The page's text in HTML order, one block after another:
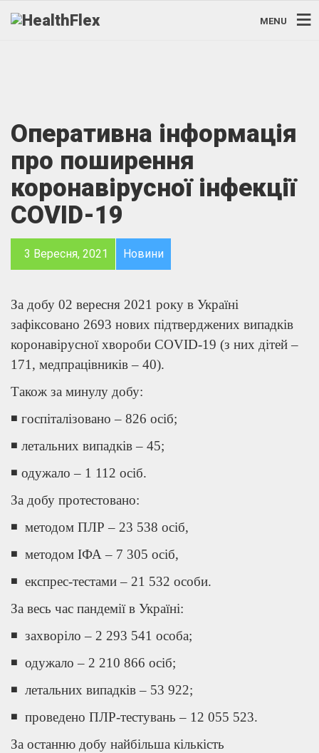
MENU
Оперативна інформація
про поширення
коронавірусної інфекції
COVID-19
3 Вересня, 2021 Новини
За добу 02 вересня 2021 року в Україні
зафіксовано 2693 нових підтверджених випадків
коронавірусної хвороби COVID-19 (з них дітей –
171, медпрацівників – 40).
Також за минулу добу:
◾ госпіталізовано – 826 осіб;
◾ летальних випадків – 45;
◾ одужало – 1 112 осіб.
За добу протестовано:
◾ методом ПЛР – 23 538 осіб,
◾ методом ІФА – 7 305 осіб,
◾ експрес-тестами – 21 532 особи.
За весь час пандемії в Україні:
◾ захворіло – 2 293 541 особа;
◾ одужало – 2 210 866 осіб;
◾ летальних випадків – 53 922;
◾ проведено ПЛР-тестувань – 12 055 523.
За останню добу найбільша кількість